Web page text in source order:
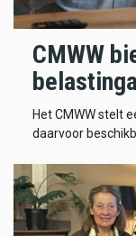
CMWW
Het CMWW stelt
daarvoor